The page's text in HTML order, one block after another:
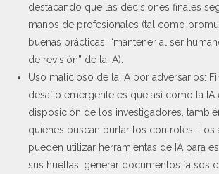
destacando que las decisiones finales
manos de profesionales (tal como
buenas prácticas: “mantener al ser
de revisión” de la IA).
Uso malicioso de la IA por adversarios:
desafío emergente es que así como la IA
disposición de los investigadores,
quienes buscan burlar los controles. Los
pueden utilizar herramientas de IA para
sus huellas, generar documentos falsos